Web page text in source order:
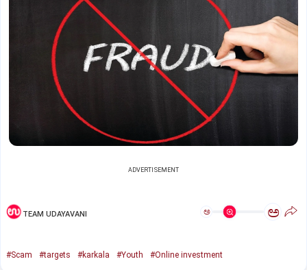
ADVERTISEMENT
TEAM UDAYAVANI ಅ ಅ
#Scam #targets #karkala #Youth #Online investment